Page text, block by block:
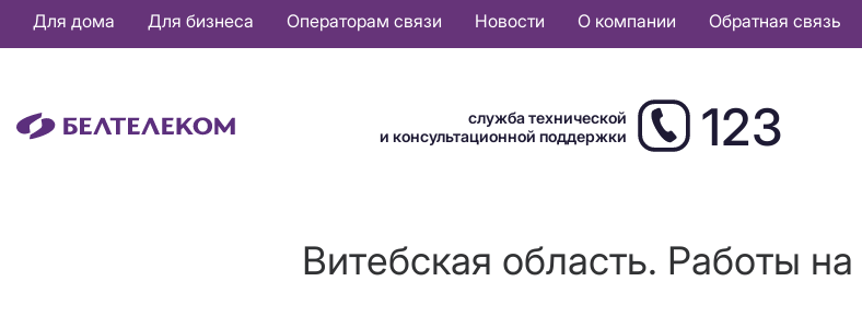
Основная
навигация
Для дома Для бизнеса Операторам связи Новости О компании Обратная связь
служба технической
и консультационной поддержки
123
Витебская область. Работы на